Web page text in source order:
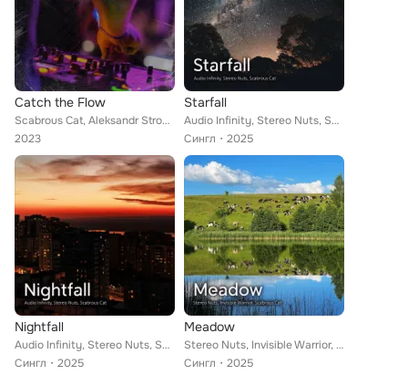
Catch the Flow
Scabrous Cat, Aleksandr Stroganov
2023
Starfall
Audio Infinity, Stereo Nuts, Scabrous Cat
Сингл
2025
Nightfall
Audio Infinity, Stereo Nuts, Scabrous Cat
Сингл
2025
Meadow
Stereo Nuts, Invisible Warrior, Scabrous Cat
Сингл
2025